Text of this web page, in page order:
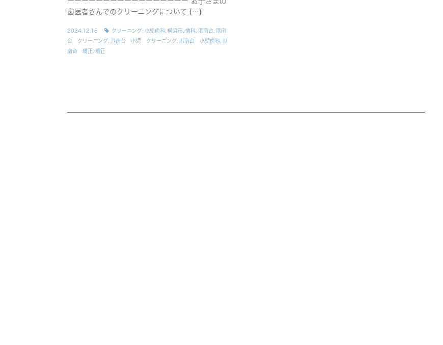
歯医者さんでのクリーニングについて […]
2024.12.16 クリーニング 小児歯科 横浜市 歯科 港南台 港南
台 クリーニング 港南台 小児 クリーニング 港南台 小児歯科 港
南台 矯正 矯正